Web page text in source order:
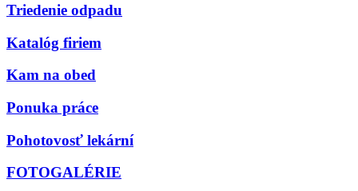
Triedenie odpadu
Katalóg firiem
Kam na obed
Ponuka práce
Pohotovosť lekární
FOTOGALÉRIE